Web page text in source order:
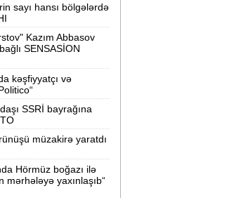
məhdudlaşdırıldı
hansı
gətirilib -
görünüşü diqqət
naqil
-VİDEO
vəzifə verildi -
sayı hansı bölgələrdə
Kazım Abbasov
SENSASİON
kəşfiyyatçı və
SSRİ bayrağına
müzakirə yaratdı
Hörmüz boğazı ilə
mərhələyə yaxınlaşıb“